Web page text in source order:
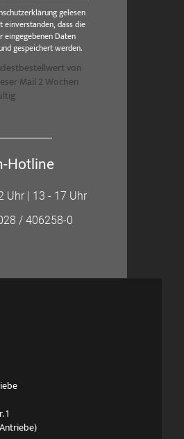
gelesen
dass die
Daten
gespeichert werden.
von
Mail 2 Wochen
Hotline
Uhr | 13 - 17 Uhr
/ 406258-0
1